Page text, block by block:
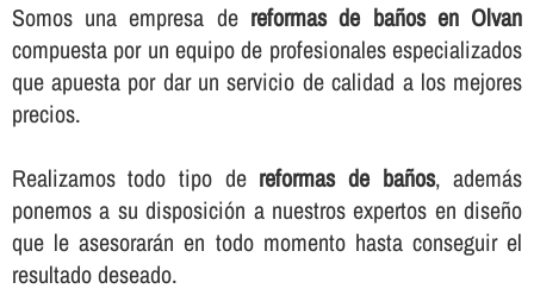
Somos una empresa de reformas de baños en Olvan
compuesta por un equipo de profesionales especializados
que apuesta por dar un servicio de calidad a los mejores
precios.
Realizamos todo tipo de reformas de baños, además
ponemos a su disposición a nuestros expertos en diseño
que le asesorarán en todo momento hasta conseguir el
resultado deseado.